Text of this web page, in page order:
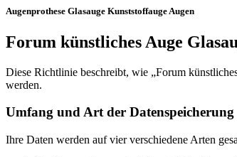
Augenprothese Glasauge Kunststoffauge Augen
Forum künstliches Auge
Diese Richtlinie beschreibt, wie „Forum
werden.
Umfang und Art der Datenspeicherung
Ihre Daten werden auf vier verschiedene Arten